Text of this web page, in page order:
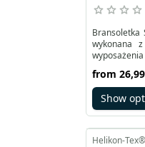
Bransoletka
wykonana
Bransoletka
funtowa
LBS
kg bez
from
Show
Helikon-Tex®